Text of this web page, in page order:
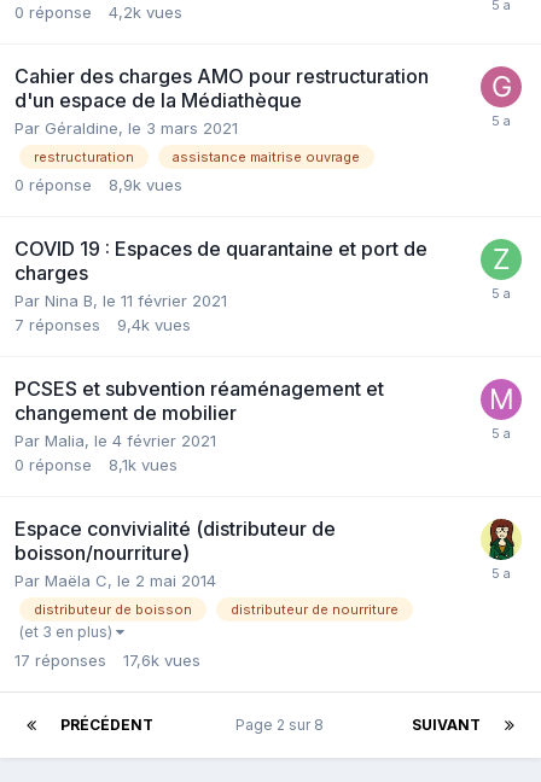
0 réponse 4,2k vues
Cahier des charges AMO pour restructuration
d'un espace de la Médiathèque
Par Géraldine, le 3 mars 2021
restructuration assistance maitrise ouvrage
0 réponse 8,9k vues
COVID 19 : Espaces de quarantaine et port de
charges
Par Nina B, le 11 février 2021
7 réponses 9,4k vues
PCSES et subvention réaménagement et
changement de mobilier
Par Malia, le 4 février 2021
0 réponse 8,1k vues
Espace convivialité (distributeur de
boisson/nourriture)
Par Maëla C, le 2 mai 2014
distributeur de boisson distributeur de nourriture
(et 3 en plus)
17 réponses 17,6k vues
PRÉCÉDENT SUIVANT
Page 2 sur 8